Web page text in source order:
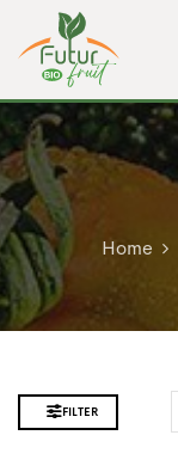
Home
FILTER